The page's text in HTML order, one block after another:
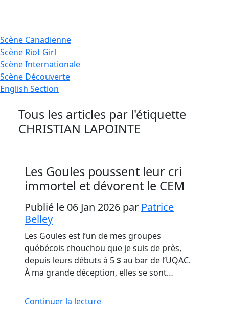
Scène Canadienne
Scène Riot Girl
ScèneInternationale
Scène Découverte
English Section
Tous les articles par l'étiquette
CHRISTIAN LAPOINTE
Les Goules poussent leur cri
immortel et dévorent le CEM
Publié le 06 Jan 2026 par Patrice
Belley
Les Goules est l’un de mes groupes
québécois chouchou que je suis de près,
depuis leurs débuts à 5 $ au bar de l’UQAC.
À ma grande déception, elles se sont…
Continuer la lecture